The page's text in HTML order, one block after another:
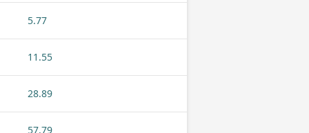
5.77
11.55
28.89
57.79